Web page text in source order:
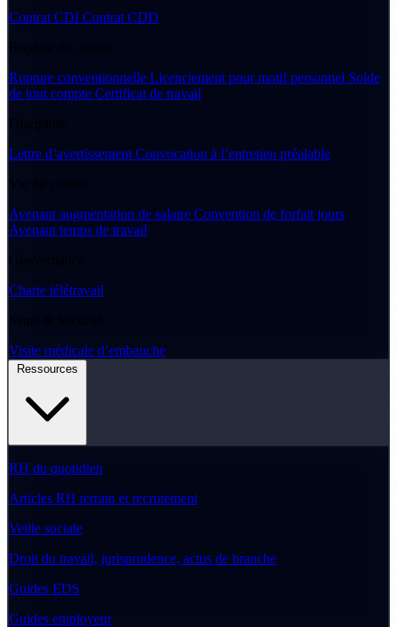
Contrat CDI Contrat CDD
Rupture du contrat
Rupture conventionnelle Licenciement pour motif personnel Solde
de tout compte Certificat de travail
Discipline
Lettre d’avertissement Convocation à l’entretien préalable
Vie du contrat
Avenant augmentation de salaire Convention de forfait jours
Avenant temps de travail
Gouvernance
Charte télétravail
Santé & Sécurité
Visite médicale d’embauche
RH du quotidien
Articles RH terrain et recrutement
Veille sociale
Droit du travail, jurisprudence, actus de branche
Guides EDS
Guides employeur